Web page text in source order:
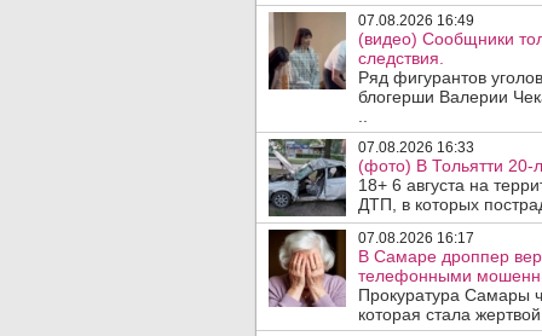
07.08.2026 16:49
(видео) Сообщники
следствия.
Ряд фигурантов
блогерши Валерии
07.08.2026 16:33
(фото) В Тольятти 20-
18+ 6 августа на
ДТП, в которых
07.08.2026 16:17
В Самаре дроппер
телефонными
Прокуратура Самары
которая стала